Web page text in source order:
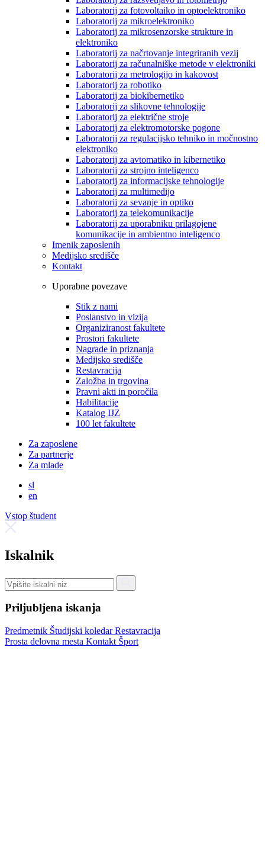
Laboratorij za fotovoltaiko in optoelektroniko
Laboratorij za mikroelektroniko
Laboratorij za mikrosenzorske strukture in
elektroniko
Laboratorij za načrtovanje integriranih vezij
Laboratorij za računalniške metode v elektroniki
Laboratorij za metrologijo in kakovost
Laboratorij za robotiko
Laboratorij za biokibernetiko
Laboratorij za slikovne tehnologije
Laboratorij za električne stroje
Laboratorij za elektromotorske pogone
Laboratorij za regulacijsko tehniko in močnostno
elektroniko
Laboratorij za avtomatiko in kibernetiko
Laboratorij za strojno inteligenco
Laboratorij za informacijske tehnologije
Laboratorij za multimedijo
Laboratorij za sevanje in optiko
Laboratorij za telekomunikacije
Laboratorij za uporabniku prilagojene
komunikacije in ambientno inteligenco
Imenik zaposlenih
Medijsko središče
Kontakt
Uporabne povezave
Stik z nami
Poslanstvo in vizija
Organiziranost fakultete
Prostori fakultete
Nagrade in priznanja
Medijsko središče
Restavracija
Založba in trgovina
Pravni akti in poročila
Habilitacije
Katalog IJZ
100 let fakultete
Za zaposlene
Za partnerje
Za mlade
sl
en
Vstop študent
Iskalnik
Priljubljena iskanja
Predmetnik Študijski koledarRestavracija
Prosta delovna mesta Kontakt Šport